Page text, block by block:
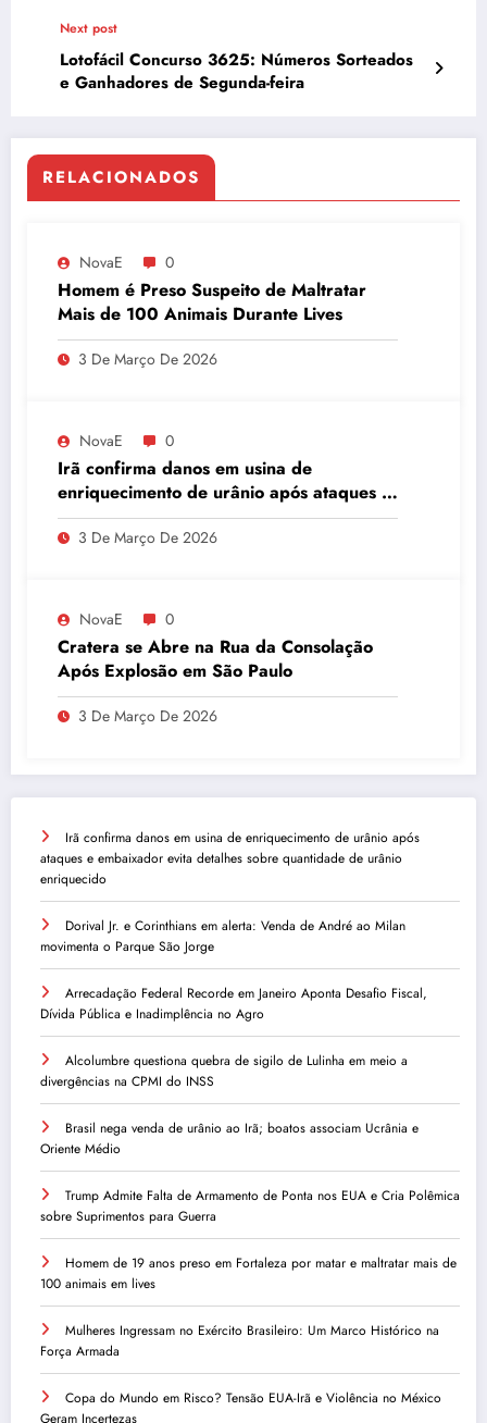
Next post
Lotofácil Concurso 3625: Números Sorteados
e Ganhadores de Segunda-feira
RELACIONADOS
NovaE 0
Homem é Preso Suspeito de Maltratar
Mais de 100 Animais Durante Lives
3 De Março De 2026
NovaE 0
Irã confirma danos em usina de
enriquecimento de urânio após ataques e
embaixador evita detalhes sobre
quantidade de urânio enriquecido
3 De Março De 2026
NovaE 0
Cratera se Abre na Rua da Consolação
Após Explosão em São Paulo
3 De Março De 2026
Irã confirma danos em usina de enriquecimento de urânio após
ataques e embaixador evita detalhes sobre quantidade de urânio
enriquecido
Dorival Jr. e Corinthians em alerta: Venda de André ao Milan
movimenta o Parque São Jorge
Arrecadação Federal Recorde em Janeiro Aponta Desafio Fiscal,
Dívida Pública e Inadimplência no Agro
Alcolumbre questiona quebra de sigilo de Lulinha em meio a
divergências na CPMI do INSS
Brasil nega venda de urânio ao Irã; boatos associam Ucrânia e
Oriente Médio
Trump Admite Falta de Armamento de Ponta nos EUA e Cria Polêmica
sobre Suprimentos para Guerra
Homem de 19 anos preso em Fortaleza por matar e maltratar mais de
100 animais em lives
Mulheres Ingressam no Exército Brasileiro: Um Marco Histórico na
Força Armada
Copa do Mundo em Risco? Tensão EUA-Irã e Violência no México
Geram Incertezas